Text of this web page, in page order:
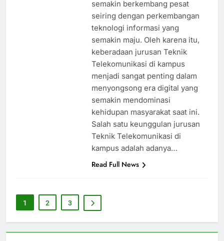
semakin berkembang pesat
seiring dengan perkembangan
teknologi informasi yang
semakin maju. Oleh karena itu,
keberadaan jurusan Teknik
Telekomunikasi di kampus
menjadi sangat penting dalam
menyongsong era digital yang
semakin mendominasi
kehidupan masyarakat saat ini.
Salah satu keunggulan jurusan
Teknik Telekomunikasi di
kampus adalah adanya…
Read Full News
1 2 3